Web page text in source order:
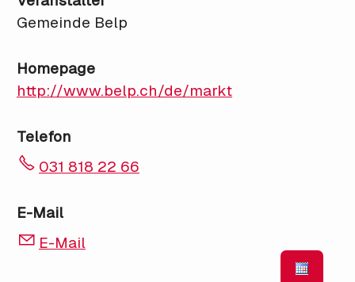
Gemeinde Belp
Homepage
http://www.belp.ch/de/markt
Telefon
031 818 22 66
E-Mail
E-Mail